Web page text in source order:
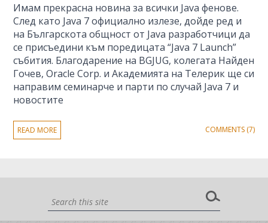
Имам прекрасна новина за всички Java фенове.
След като Java 7 официално излезе, дойде ред и
на Българскота общност от Java разработчици да
се присъедини към поредицата “Java 7 Launch”
събития. Благодарение на BGJUG, колегата Найден
Гочев, Oracle Corp. и Академията на Телерик ще си
направим семинарче и парти по случай Java 7 и
новостите
READ MORE COMMENTS (7)